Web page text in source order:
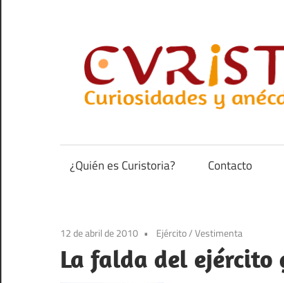
contenido
anécdotas
de
¿Quién es Curistoria? Contacto
12 de abril de 2010 Ejército/Vestimenta
La falda del ejército